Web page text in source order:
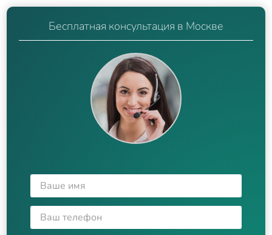
Бесплатная консультация в Москве